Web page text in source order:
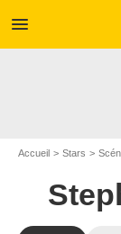
menu
Accueil Stars